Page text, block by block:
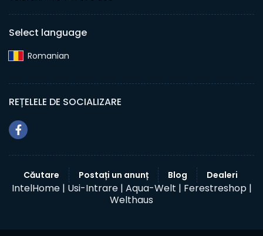
Select language
Romanian‎
REȚELELE DE SOCIALIZARE
Căutare Postați un anunț Blog Dealeri
IntelHome | Usi-Intrare | Aqua-Welt | Ferestreshop |
Welthaus